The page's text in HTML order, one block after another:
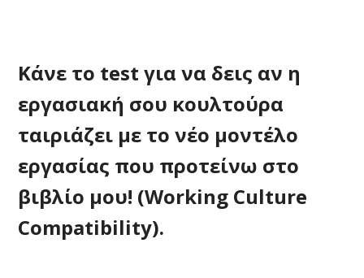
Κάνε το test για να δεις αν η
εργασιακή σου κουλτούρα
ταιριάζει με το νέο μοντέλο
εργασίας που προτείνω στο
βιβλίο μου! (Working Culture
Compatibility).